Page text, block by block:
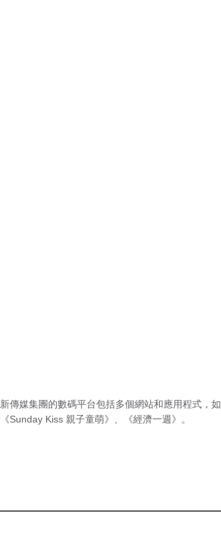
新傳媒集團的數碼平台包括多個網站和應用程式，如
《Sunday Kiss 親子童萌》
《經濟一週》 。